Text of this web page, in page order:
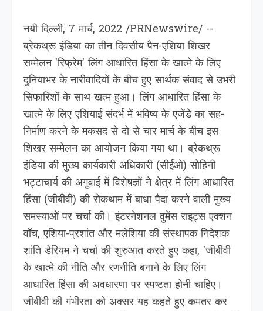
नयी दिल्ली, 7 मार्च, 2022 /PRNewswire/ --
ब्रेकथ्रू इंडिया का तीन दिवसीय पैन-एशिया शिखर
सम्मेलन 'रिफ्रेम' लिंग आधारित हिंसा के खात्मे के लिए
दुनियाभर के नारीवादियों के बीच हुए सार्थक संवाद से उभरी
सिफारिशों के साथ खत्म हुआ। लिंग आधारित हिंसा के
खात्मे के लिए एशियाई संदर्भ में भविष्य के एजेंडे का सह-
निर्माण करने के मकसद से दो से चार मार्च के बीच इस
शिखर सम्मेलन का आयोजन किया गया था। ब्रेकथ्रू
इंडिया की मुख्य कार्यकारी अधिकारी (सीईओ) सोहिनी
भट्टाचार्य की अगुवाई में विशेषज्ञों ने क्षेत्र में लिंग आधारित
हिंसा (जीबीवी) की रोकथाम में बाधा पैदा करने वाली मुख्य
समस्याओं पर चर्चा की। इंटरनेशनल वुमेंस राइट्स एक्शन
वॉच, एशिया-प्रशांत और मलेशिया की संस्थापक निदेशक
शांति डेरियम ने चर्चा की शुरुआत करते हुए कहा, 'जीबीवी
के खात्मे की नीति और रणनीति बनाने के लिए लिंग
आधारित हिंसा की अवधारणा पर स्पष्टता होनी चाहिए।
जीबीवी की गंभीरता को अक्सर यह कहते हुए कमतर कर